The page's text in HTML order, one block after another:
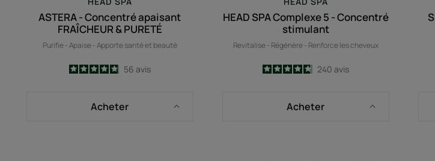
ASTERA - Concentré apaisant
FRAÎCHEUR & PURETÉ
Purifie - Apaise - Apporte santé et beauté
4.9
/5
56 avis
Acheter
HEAD SPA Complexe 5 - Concentré
stimulant
Revitalise - Régénère - Renforce les cheveux
4.7
/5
240 avis
Acheter